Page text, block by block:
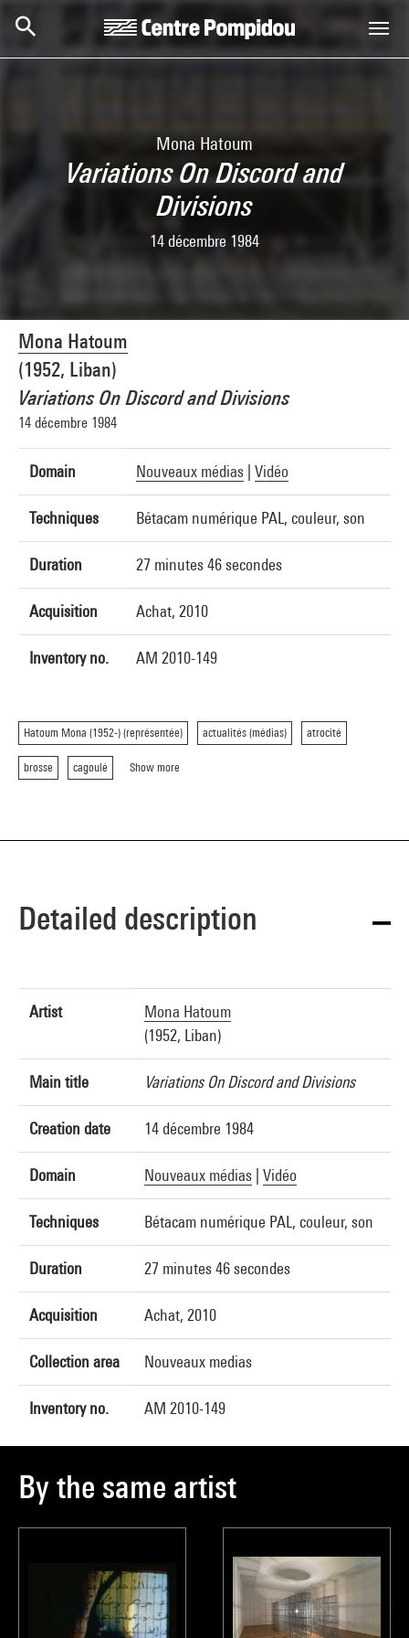
Mona Hatoum
Variations On Discord and
Divisions
14 décembre 1984
Mona Hatoum
(1952, Liban)
Variations On Discord and Divisions
14 décembre 1984
Domain Nouveaux médias Vidéo
Techniques Bétacam numérique PAL, couleur, son
Duration 27 minutes 46 secondes
Acquisition Achat, 2010
Inventory no. AM 2010-149
Hatoum Mona (1952-) (représentée) actualités (médias) atrocité
brosse cagoulé Show more
Detailed description
Artist
Mona Hatoum
(1952, Liban)
Main title Variations On Discord and Divisions
Creation date 14 décembre 1984
Domain Nouveaux médias Vidéo
Techniques Bétacam numérique PAL, couleur, son
Duration 27 minutes 46 secondes
Acquisition Achat, 2010
Collection area Nouveaux medias
Inventory no. AM 2010-149
By the same artist